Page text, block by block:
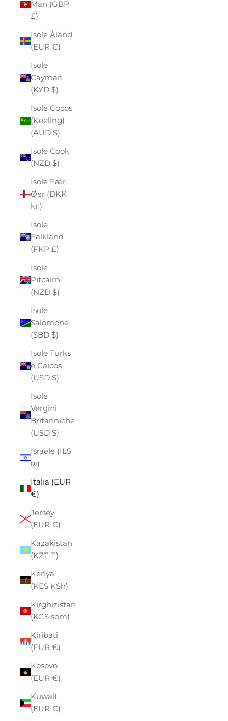
Man (GBP
£)
Isole Åland
(EUR €)
Isole
Cayman
(KYD $)
Isole Cocos
(Keeling)
(AUD $)
Isole Cook
(NZD $)
Isole Fær
Øer (DKK
kr.)
Isole
Falkland
(FKP £)
Isole
Pitcairn
(NZD $)
Isole
Salomone
(SBD $)
Isole Turks
e Caicos
(USD $)
Isole
Vergini
Britanniche
(USD $)
Israele (ILS
₪)
Italia (EUR
€)
Jersey
(EUR €)
Kazakistan
(KZT ₸)
Kenya
(KES KSh)
Kirghizistan
(KGS som)
Kiribati
(EUR €)
Kosovo
(EUR €)
Kuwait
(EUR €)